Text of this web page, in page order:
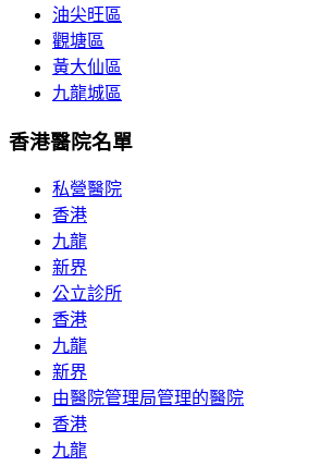
油尖旺區
觀塘區
黃大仙區
九龍城區
香港醫院名單
私營醫院
香港
九龍
新界
公立診所
香港
九龍
新界
由醫院管理局管理的醫院
香港
九龍